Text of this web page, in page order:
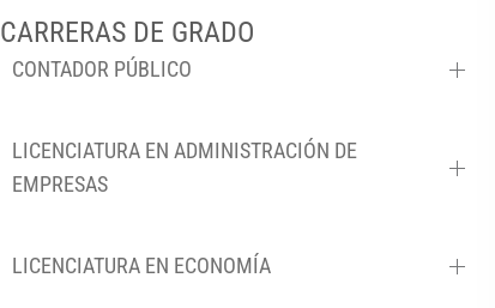
CARRERAS DE GRADO
CONTADOR PÚBLICO
LICENCIATURA EN ADMINISTRACIÓN DE
EMPRESAS
LICENCIATURA EN ECONOMÍA